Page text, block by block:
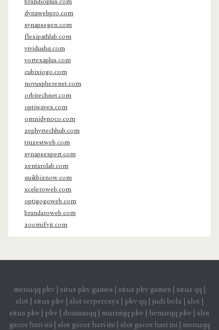
dynawebpro.com
synapsegen.com
flexipathlab.com
vividushq.com
vortexaplus.com
cubixiogo.com
novuspherenet.com
orbitechnet.com
optiwavex.com
omnidynoco.com
zephyrtechhub.com
truzestweb.com
synapsexpert.com
zentarolab.com
quikbiznow.com
xceleroweb.com
optigogoweb.com
brandaroweb.com
zoomifyit.com
menuqq pkv| situs pkv games | situs pkv games | situs qq |
slot | situs pkv| slot terpercaya | pkv qq | judi bola | slot |
situs pkv | pkv | dominoqq | murniqq pkv | hematqq pkv | slot
gacor hari ini | slot gacor hari ini | slot gacor hari ini | menuqq